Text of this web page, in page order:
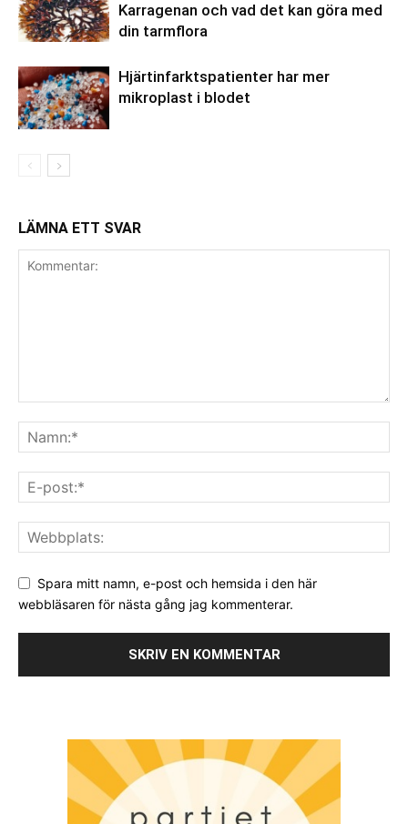
Karragenan och vad det kan göra med
din tarmflora
Hjärtinfarktspatienter har mer
mikroplast i blodet
LÄMNA ETT SVAR
Spara mitt namn, e-post och hemsida i den här
webbläsaren för nästa gång jag kommenterar.